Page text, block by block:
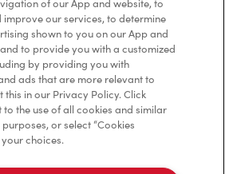
of our App and website, to
our services, to determine
shown to you on our App and
to provide you with a customized
by providing you with
ads that are more relevant to
this in our Privacy Policy. Click
to the use of all cookies and similar
or select “Cookies
choices.